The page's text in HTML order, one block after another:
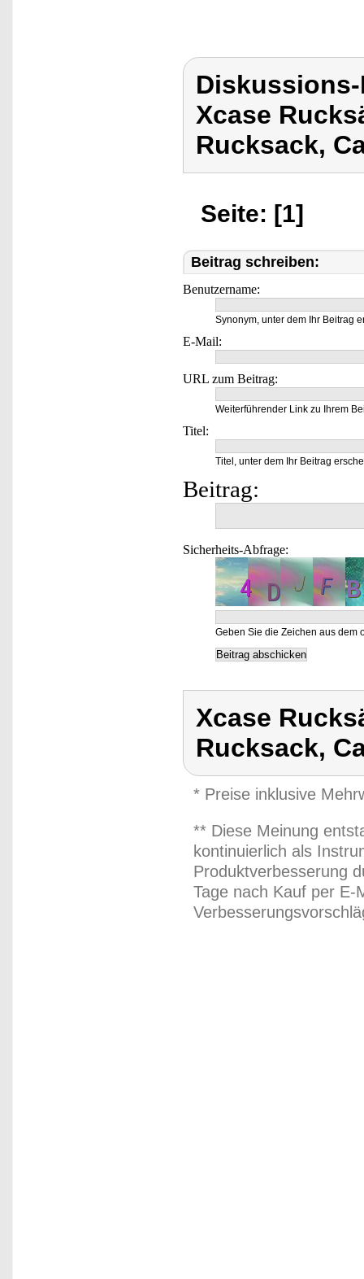
Xcase
Rucksack,
Seite: [1]
Beitrag schreiben:
Benutzername:
Synonym, unter dem Ihr Beitrag
E-Mail:
URL zum Beitrag:
Weiterführender Link zu Ihrem
Titel:
Titel, unter dem Ihr Beitrag
Beitrag:
Sicherheits-Abfrage:
Geben Sie die Zeichen aus dem
Xcase
Rucksack,
* Preise inklusive
** Diese Meinung
kontinuierlich als
Produktverbesserung
Tage nach Kauf per E-